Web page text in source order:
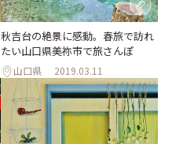
秋吉台の絶景に感動。春旅で訪れ
たい山口県美祢市で旅さんぽ
山口県 2019.03.11